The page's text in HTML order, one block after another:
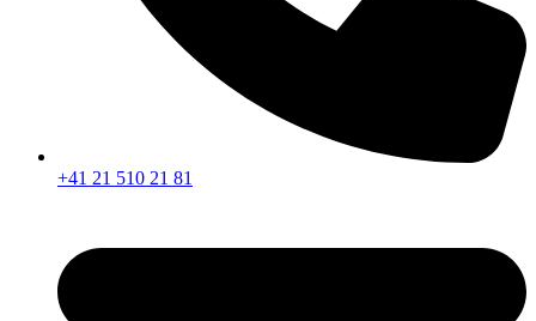
+41 21 510 21 81